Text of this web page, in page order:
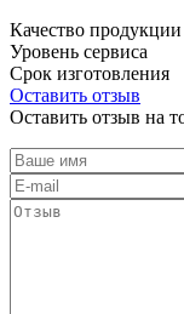
Качество продукции
Уровень сервиса
Срок изготовления
Оставить отзыв
Оставить отзыв на